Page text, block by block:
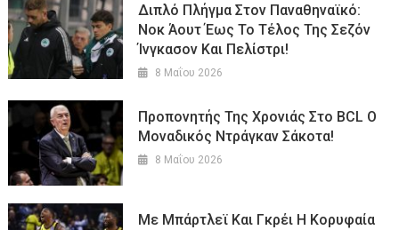
Διπλό Πλήγμα Στον Παναθηναϊκό:
Νοκ Άουτ Έως Το Τέλος Της Σεζόν
Ίνγκασον Και Πελίστρι!
8 Μαΐου 2026
Προπονητής Της Χρονιάς Στο BCL O
Μοναδικός Ντράγκαν Σάκοτα!
8 Μαΐου 2026
Με Μπάρτλεϊ Και Γκρέι Η Κορυφαία